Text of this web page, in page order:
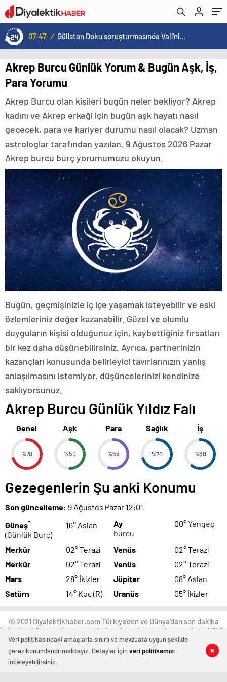
07:47 / Gülistan Doku soruşturmasında Vali’nin eşi de gözaltında
Akrep Burcu Günlük Yorum & Bugün Aşk, İş,
Para Yorumu
Akrep Burcu olan kişileri bugün neler bekliyor? Akrep
kadını ve Akrep erkeği için bugün aşk hayatı nasıl
geçecek, para ve kariyer durumu nasıl olacak? Uzman
astrologlar tarafından yazılan, 9 Ağustos 2026 Pazar
Akrep burcu burç yorumumuzu okuyun.
Bugün, geçmişinizle iç içe yaşamak isteyebilir ve eski
özlemleriniz değer kazanabilir. Güzel ve olumlu
duyguların kişisi olduğunuz için, kaybettiğiniz fırsatları
bir kez daha düşünebilirsiniz. Ayrıca, partnerinizin
kazançları konusunda belirleyici tavırlarınızın yanlış
anlaşılmasını istemiyor, düşüncelerinizi kendinize
saklıyorsunuz.
Akrep Burcu Günlük Yıldız Falı
Genel
%70
Aşk
%50
Para
%55
Sağlık
%70
İş
%60
Gezegenlerin Şu anki Konumu
Son güncelleme: 9 Ağustos Pazar 12:01
Güneş*
16° Aslan
(Günlük Burç)
Ay 00°Yengeç
burcu
Merkür
02° Terazi Venüs
02° Terazi
Merkür
02° Terazi Venüs
02° Terazi
Mars
28° İkizler Jüpiter
08° Aslan
Satürn
14° Koç (R) Uranüs 05° İkizler
© 2021 Diyalektikhaber.com Türkiye'den ve Dünya’dan son dakika
haberler, köşe yazıları, magazinden siyasete, spordan seyahate bütün
konuların tek adresi diyalektikhaber.com; Diyalektikhaber.com haber
içerikleri kaynak gösterilmeden alıntı yapılamaz, kanuna aykırı ve
izinsiz olarak kopyalanamaz, başka yerde yayınlanamaz.
Veri politikasındaki amaçlarla sınırlı ve mevzuata uygun şekilde
çerez konumlandırmaktayız. Detaylar içinveri politikamızı
inceleyebilirsiniz.